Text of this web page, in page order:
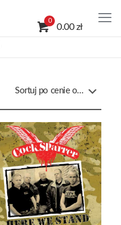
0
0.00 zł